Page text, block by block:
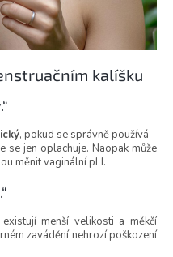
kalíšku
, pokud se správně používá –
se jen oplachuje. Naopak může
měnit vaginální pH.
menší velikosti a měkčí
zavádění nehrozí poškození